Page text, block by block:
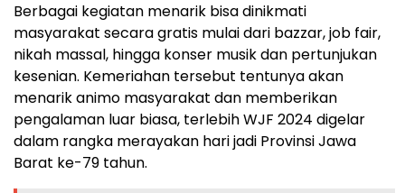
Berbagai kegiatan menarik bisa dinikmati
masyarakat secara gratis mulai dari bazzar, job fair,
nikah massal, hingga konser musik dan pertunjukan
kesenian. Kemeriahan tersebut tentunya akan
menarik animo masyarakat dan memberikan
pengalaman luar biasa, terlebih WJF 2024 digelar
dalam rangka merayakan hari jadi Provinsi Jawa
Barat ke-79 tahun.